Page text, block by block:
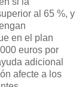
al 65 %, y
en el plan
euros por
adicional
afecte a los